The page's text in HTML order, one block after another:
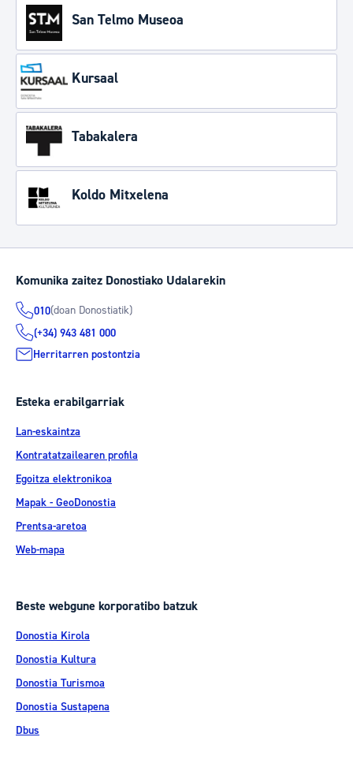
San Telmo Museoa
Kursaal
Tabakalera
Koldo Mitxelena
Komunika zaitez Donostiako Udalarekin
010(doan Donostiatik)
(+34) 943 481 000
Herritarren postontzia
Esteka erabilgarriak
Lan-eskaintza
Kontratatzailearen profila
Egoitza elektronikoa
Mapak - GeoDonostia
Prentsa-aretoa
Web-mapa
Beste webgune korporatibo batzuk
Donostia Kirola
Donostia Kultura
Donostia Turismoa
Donostia Sustapena
Dbus